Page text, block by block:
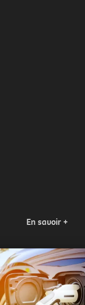
En savoir +